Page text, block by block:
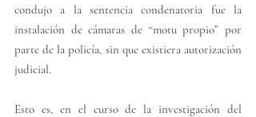
condujo a la sentencia condenatoria fue la
instalación de cámaras de “motu propio” por
parte de la policía, sin que existiera autorización
judicial.
Esto es, en el curso de la investigación del